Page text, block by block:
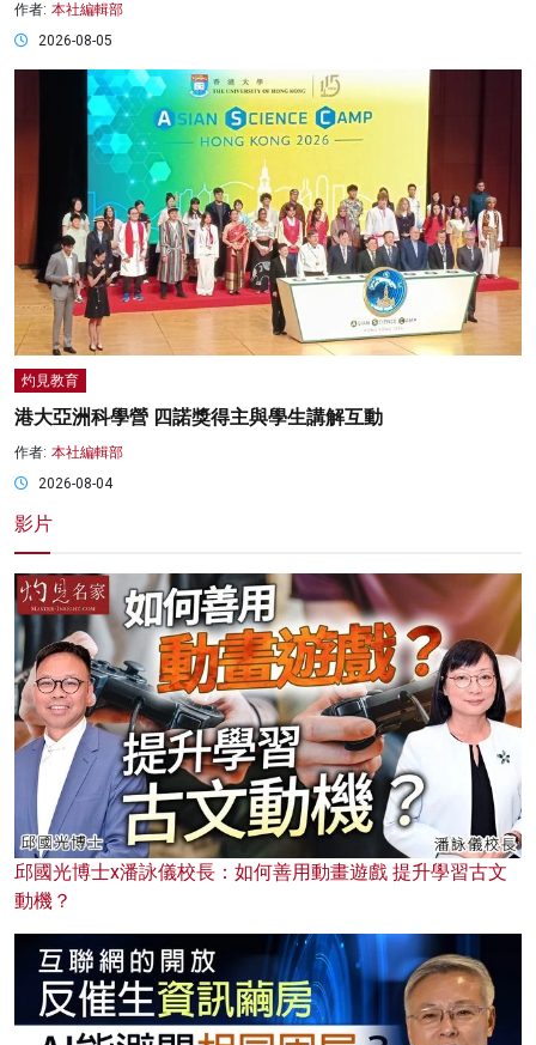
作者: 本社編輯部
2026-08-05
灼見教育
港大亞洲科學營 四諾獎得主與學生講解互動
作者: 本社編輯部
2026-08-04
影片
邱國光博士x潘詠儀校長：如何善用動畫遊戲 提升學習古文
動機？